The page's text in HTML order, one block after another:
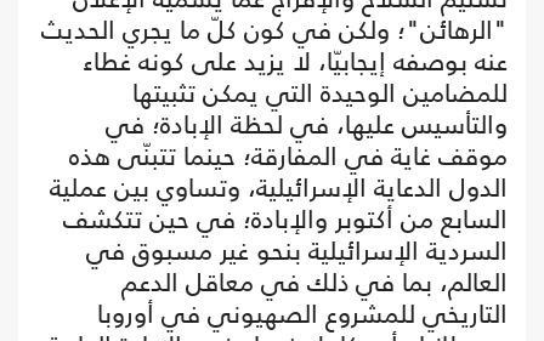
"الرهائن"؛ ولكن في كون كلّ ما يجري الحديث
عنه بوصفه إيجابيّا، لا يزيد على كونه غطاء
للمضامين الوحيدة التي يمكن تثبيتها
والتأسيس عليها، في لحظة الإبادة؛ في
موقف غاية في المفارقة؛ حينما تتبنّى هذه
الدول الدعاية الإسرائيلية، وتساوي بين عملية
السابع من أكتوبر والإبادة؛ في حين تتكشف
السردية الإسرائيلية بنحو غير مسبوق في
العالم، بما في ذلك في معاقل الدعم
التاريخي للمشروع الصهيوني في أوروبا